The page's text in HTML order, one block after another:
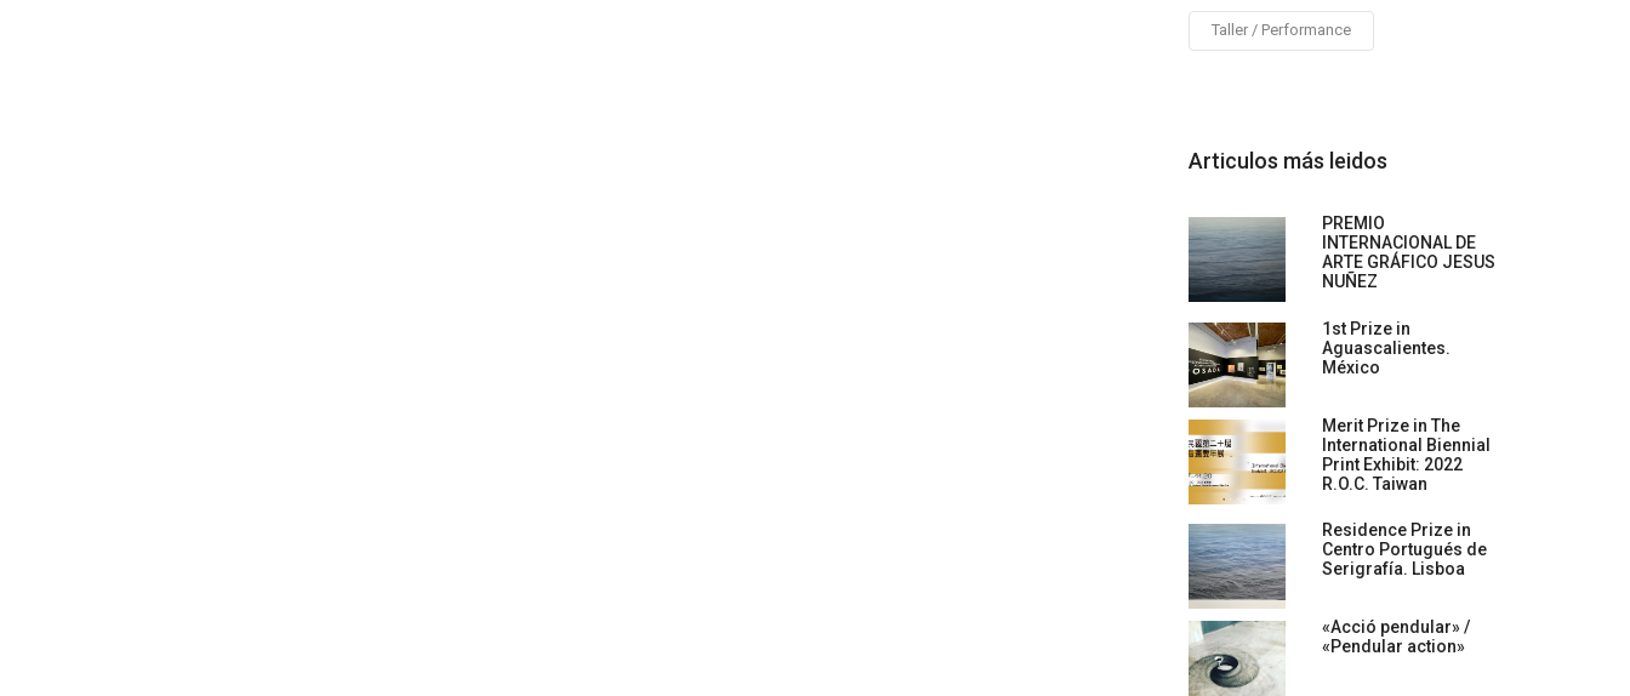
Taller / Performance
Articulos más leidos
PREMIO
INTERNACIONAL DE
ARTE GRÁFICO JESUS
NUÑEZ
1st Prize in
Aguascalientes.
México
Merit Prize in The
International Biennial
Print Exhibit: 2022
R.O.C. Taiwan
Residence Prize in
Centro Portugués de
Serigrafía. Lisboa
«Acció pendular» /
«Pendular action»